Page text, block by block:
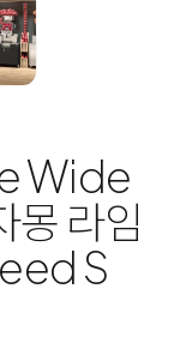
Wide
몽 라임
S